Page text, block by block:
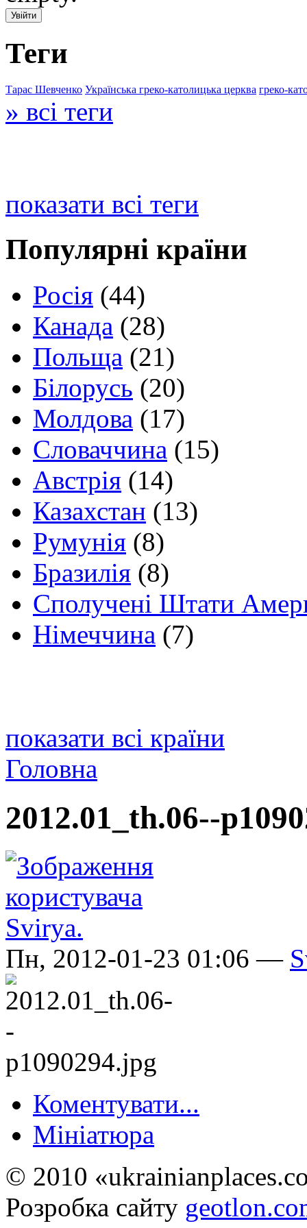
Теги
Тарас Шевченко Українська греко-католицька церква греко-
» всі теги
показати всі теги
Популярні країни
Росія (44)
Канада (28)
Польща (21)
Білорусь (20)
Молдова (17)
Словаччина (15)
Австрія (14)
Казахстан (13)
Румунія (8)
Бразилія (8)
Сполучені Штати
Німеччина (7)
показати всі країни
Головна
2012.01_th.06--
Пн, 2012-01-23 01:06 —
Коментувати...
Мініатюра
© 2010
Розробка сайту